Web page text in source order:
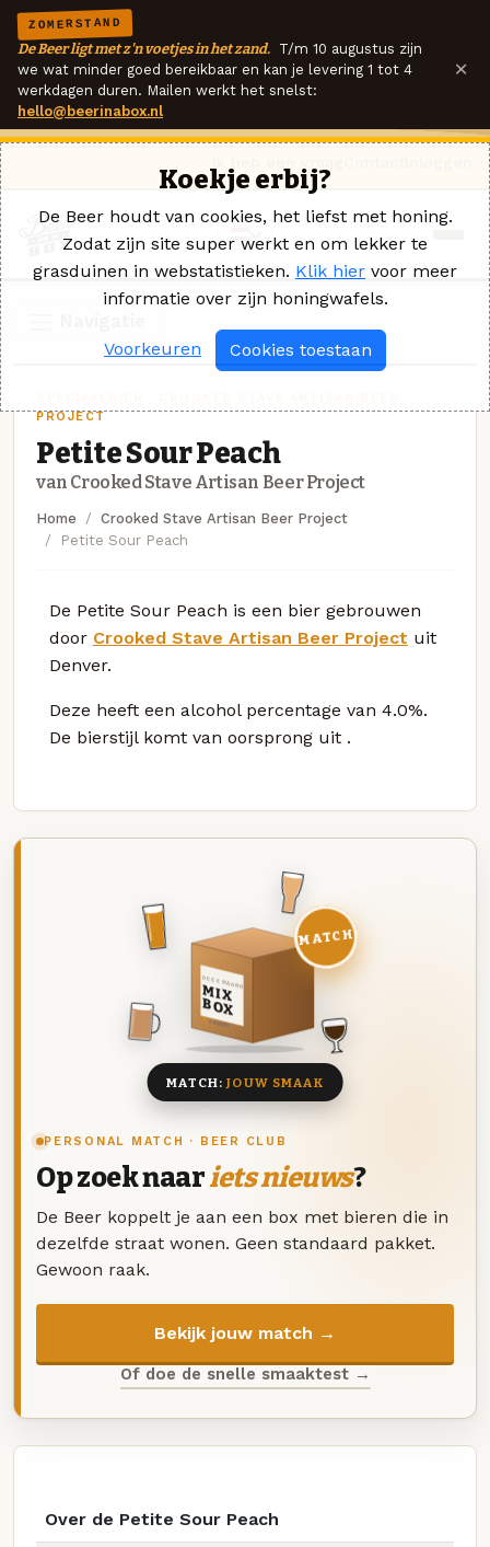
ZOMERSTAND
De Beer ligt met z'n voetjes in het zand. T/m 10 augustus zijn
we wat minder goed bereikbaar en kan je levering 1 tot 4
werkdagen duren. Mailen werkt het snelst:
hello@beerinabox.nl
×
PROJECT
Petite Sour Peach
van Crooked Stave Artisan Beer Project
Home
Crooked Stave Artisan Beer Project
Petite Sour Peach
De Petite Sour Peach is een bier gebrouwen
door Crooked Stave Artisan Beer Project uit
Denver.
Deze heeft een alcohol percentage van 4.0%.
De bierstijl komt van oorsprong uit .
PERSONAL MATCH · BEER CLUB
Op zoek naariets nieuws?
De Beer koppelt je aan een box met bieren die in
dezelfde straat wonen. Geen standaard pakket.
Gewoon raak.
Bekijk jouw match →
Of doe de snelle smaaktest →
DEZE MAAND
MIX
BOX
8 BIEREN
MATCH
MATCH:JOUW SMAAK
Over de Petite Sour Peach
Koekje erbij?
De Beer houdt van cookies, het liefst met honing.
Zodat zijn site super werkt en om lekker te
grasduinen in webstatistieken. Klik hier voor meer
informatie over zijn honingwafels.
Voorkeuren Cookies toestaan